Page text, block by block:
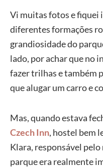
Vi muitas fotos e fiquei
diferentes formações
grandiosidade do
lado, por achar que no
fazer trilhas e também
que alugar um carro e
Mas, quando estava
Czech Inn, hostel bem
Klara, responsável
parque era realmente